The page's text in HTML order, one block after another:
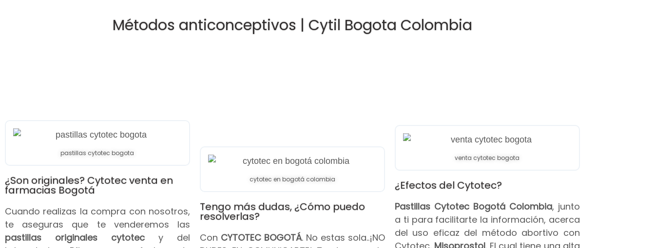
Métodos anticonceptivos | Cytil Bogota Colombia
pastillas cytotec bogota
¿Son originales? Cytotec venta en
farmacias Bogotá
Cuando realizas la compra con nosotros,
te aseguras que te venderemos las
pastillas originales cytotec y del
cytotec en bogotá colombia
Tengo más dudas, ¿Cómo puedo
resolverlas?
Con CYTOTEC BOGOTÁ. No estas sola..¡NO
venta cytotec bogota
¿Efectos del Cytotec?
Pastillas Cytotec Bogotá Colombia, junto
a ti para facilitarte la información, acerca
del uso eficaz del método abortivo con